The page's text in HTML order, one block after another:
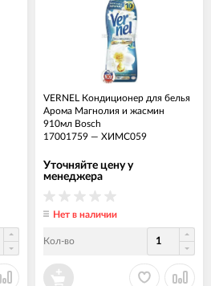
VERNEL Кондиционер для белья
Арома Магнолия и жасмин
910мл Bosch
17001759 — ХИМС059
Уточняйте цену у
менеджера
Нет в наличии
Кол-во